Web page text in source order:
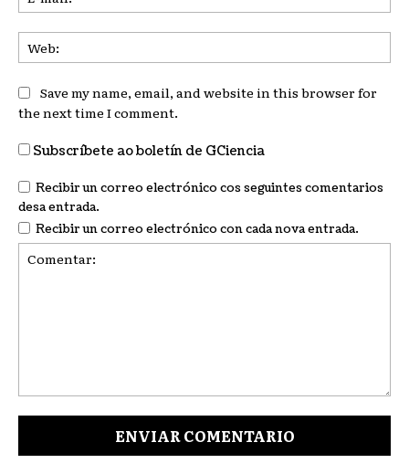
Save my name, email, and website in this browser for
the next time I comment.
Subscríbete ao boletín de GCiencia
Recibir un correo electrónico cos seguintes comentarios
desa entrada.
Recibir un correo electrónico con cada nova entrada.